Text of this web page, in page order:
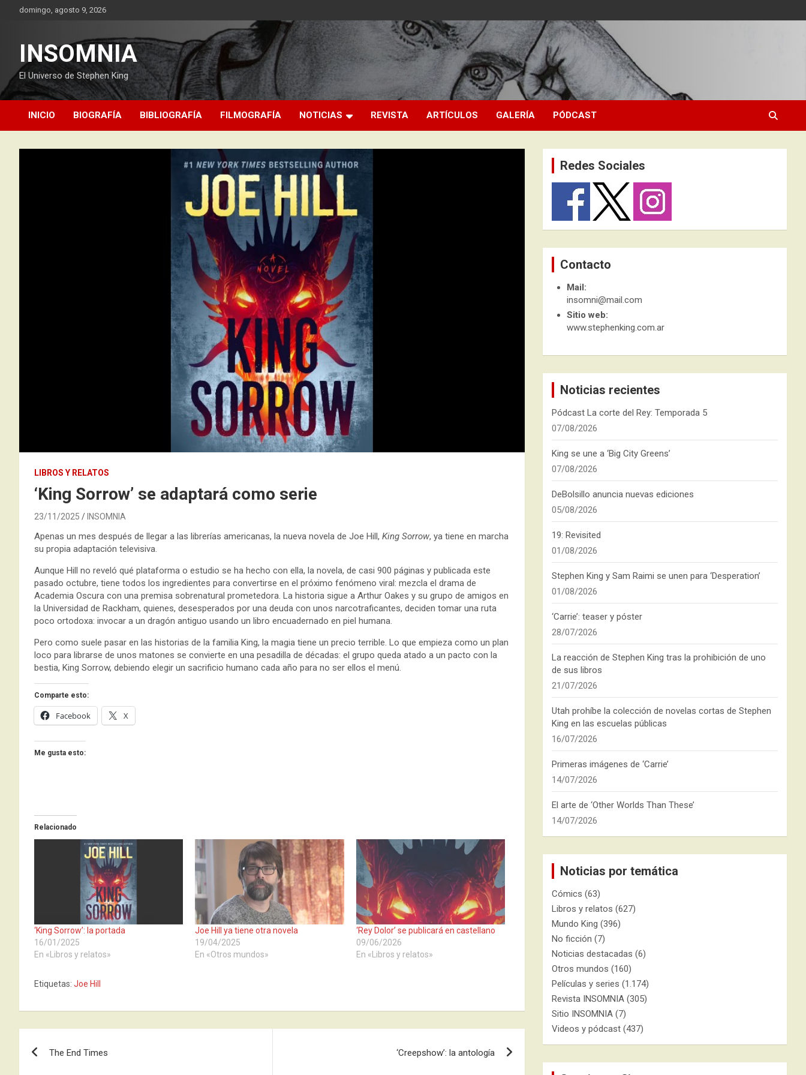
domingo, agosto 9, 2026
INSOMNIA
El Universo de Stephen King
INICIO BIOGRAFÍA BIBLIOGRAFÍA FILMOGRAFÍA NOTICIAS REVISTA ARTÍCULOS GALERÍA PÓDCAST
LIBROS Y RELATOS
‘King Sorrow’ se adaptará como serie
23/11/2025 INSOMNIA
Apenas un mes después de llegar a las librerías americanas, la nueva novela de Joe Hill, King Sorrow, ya tiene en marcha
su propia adaptación televisiva.
Aunque Hill no reveló qué plataforma o estudio se ha hecho con ella, la novela, de casi 900 páginas y publicada este
pasado octubre, tiene todos los ingredientes para convertirse en el próximo fenómeno viral: mezcla el drama de
Academia Oscura con una premisa sobrenatural prometedora. La historia sigue a Arthur Oakes y su grupo de amigos en
la Universidad de Rackham, quienes, desesperados por una deuda con unos narcotraficantes, deciden tomar una ruta
poco ortodoxa: invocar a un dragón antiguo usando un libro encuadernado en piel humana.
Pero como suele pasar en las historias de la familia King, la magia tiene un precio terrible. Lo que empieza como un plan
loco para librarse de unos matones se convierte en una pesadilla de décadas: el grupo queda atado a un pacto con la
bestia, King Sorrow, debiendo elegir un sacrificio humano cada año para no ser ellos el menú.
Comparte esto:
Facebook X
Me gusta esto:
Relacionado
‘King Sorrow’: la portada
16/01/2025
En «Libros y relatos»
Joe Hill ya tiene otra novela
19/04/2025
En «Otros mundos»
‘Rey Dolor’ se publicará en castellano
09/06/2026
En «Libros y relatos»
Etiquetas: Joe Hill
The End Times ‘Creepshow’: la antología
Redes Sociales
Contacto
Mail:
insomni@mail.com
Sitio web:
www.stephenking.com.ar
Noticias recientes
Pódcast La corte del Rey: Temporada 5
07/08/2026
King se une a ‘Big City Greens’
07/08/2026
DeBolsillo anuncia nuevas ediciones
05/08/2026
19: Revisited
01/08/2026
Stephen King y Sam Raimi se unen para ‘Desperation’
01/08/2026
‘Carrie’: teaser y póster
28/07/2026
La reacción de Stephen King tras la prohibición de uno
de sus libros
21/07/2026
Utah prohíbe la colección de novelas cortas de Stephen
King en las escuelas públicas
16/07/2026
Primeras imágenes de ‘Carrie’
14/07/2026
El arte de ‘Other Worlds Than These’
14/07/2026
Noticias por temática
Cómics (63)
Libros y relatos (627)
Mundo King (396)
No ficción (7)
Noticias destacadas (6)
Otros mundos (160)
Películas y series (1.174)
Revista INSOMNIA (305)
Sitio INSOMNIA (7)
Videos y pódcast (437)